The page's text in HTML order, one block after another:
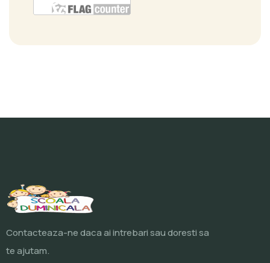
Contacteaza-ne daca ai intrebari sau doresti sa
te ajutam.